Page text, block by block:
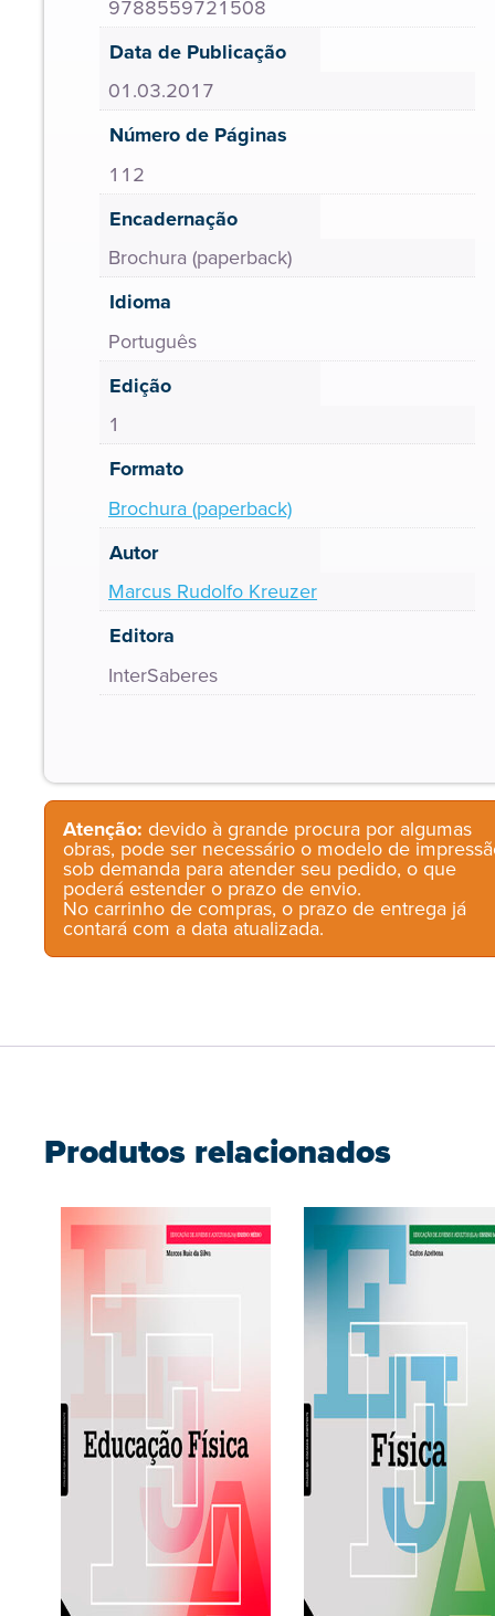
9788559721508
Data de Publicação
01.03.2017
Número de Páginas
112
Encadernação
Brochura (paperback)
Idioma
Português
Edição
1
Formato
Brochura (paperback)
Autor
Marcus Rudolfo Kreuzer
Editora
InterSaberes
Atenção: devido à grande procura por algumas
obras, pode ser necessário o modelo de
sob demanda para atender seu pedido, o que
poderá estender o prazo de envio.
No carrinho de compras, o prazo de entrega já
contará com a data atualizada.
Produtos relacionados